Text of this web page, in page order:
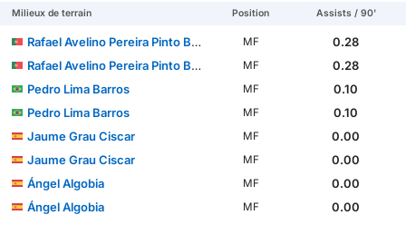
Milieux de terrain Position Assists / 90'
Rafael Avelino Pereira Pinto Barbosa MF
0.28
Rafael Avelino Pereira Pinto Barbosa
MF
0.28
Pedro Lima Barros
MF
0.10
Pedro Lima Barros
MF
0.10
Jaume Grau Ciscar
MF
0.00
Jaume Grau Ciscar
MF
0.00
Ángel Algobia
MF
0.00
Ángel Algobia
MF
0.00